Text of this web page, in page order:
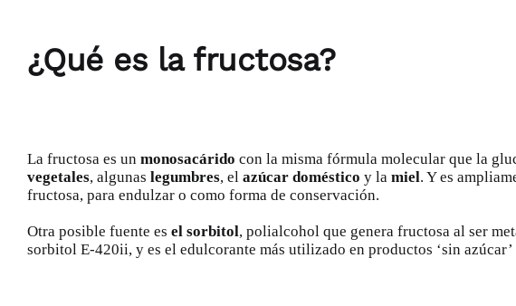
¿Qué es la fructosa?
La fructosa es un monosacárido con la misma fórmula molecular que la
vegetales, algunas legumbres, el azúcar doméstico y la miel. Y es
fructosa, para endulzar o como forma de conservación.
Otra posible fuente es el sorbitol, polialcohol que genera fructosa al ser
sorbitol E-420ii, y es el edulcorante más utilizado en productos ‘sin